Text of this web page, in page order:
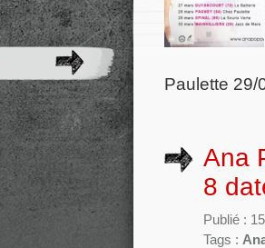
Paulette
Ana
8
Publié :
Tags :